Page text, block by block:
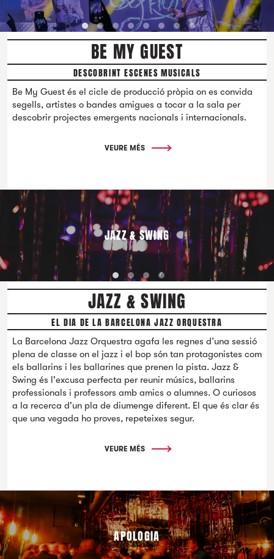
BE MY GUEST
DESCOBRINT ESCENES MUSICALS
Be My Guest és el cicle de producció pròpia on es convida
segells, artistes o bandes amigues a tocar a la sala per
descobrir projectes emergents nacionals i internacionals.
VEURE MÉS
JAZZ & SWING
JAZZ & SWING
EL DIA DE LA BARCELONA JAZZ ORQUESTRA
La Barcelona Jazz Orquestra agafa les regnes d’una sessió
plena de classe on el jazz i el bop són tan protagonistes com
els ballarins i les ballarines que prenen la pista. Jazz &
Swing és l'excusa perfecta per reunir músics, ballarins
professionals i professors amb amics o alumnes. O curiosos
a la recerca d'un pla de diumenge diferent. El que és clar és
que una vegada ho proves, repeteixes segur.
VEURE MÉS
APOLOGIA